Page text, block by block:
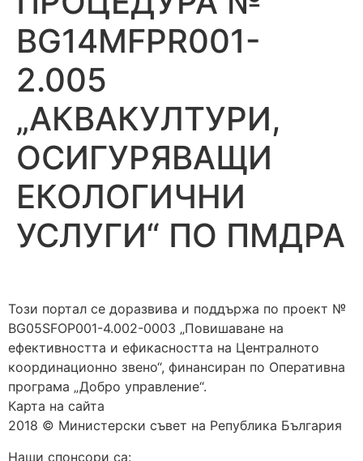
BG14MFPR001-
2.005
„АКВАКУЛТУРИ,
ОСИГУРЯВАЩИ
ЕКОЛОГИЧНИ
УСЛУГИ“ ПО ПМДРА
Този портал се доразвива и поддържа по проект №
BG05SFOP001-4.002-0003 „Повишаване на
ефективността и ефикасността на Централното
координационно звено“, финансиран по Оперативна
програма „Добро управление“.
Карта на сайта
2018 © Министерски съвет на Република България
Наши спонсори са: